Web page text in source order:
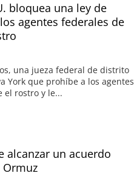
bloquea una ley de
agentes federales de
una jueza federal de distrito
York que prohíbe a los agentes
el rostro y le...
alcanzar un acuerdo